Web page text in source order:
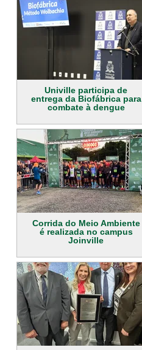
Univille participa de
entrega da Biofábrica para
combate à dengue
Corrida do Meio Ambiente
é realizada no campus
Joinville